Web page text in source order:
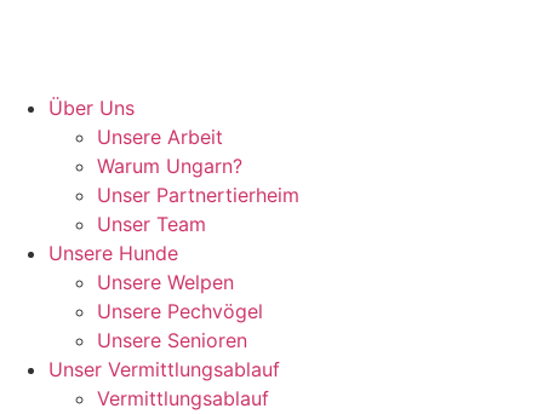
Über Uns
Unsere Arbeit
Warum Ungarn?
Unser Partnertierheim
Unser Team
Unsere Hunde
Unsere Welpen
Unsere Pechvögel
Unsere Senioren
Unser Vermittlungsablauf
Vermittlungsablauf